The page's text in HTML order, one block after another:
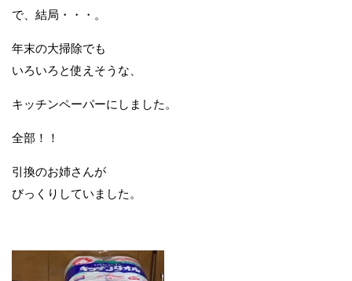
で、結局・・・。
年末の大掃除でも
いろいろと使えそうな、
キッチンペーパーにしました。
全部！！
引換のお姉さんが
びっくりしていました。